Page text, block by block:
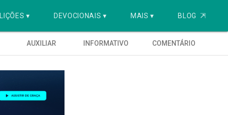
LIÇÕES ▾ DEVOCIONAIS ▾ MAIS ▾ BLOG ⇱
AUXILIAR INFORMATIVO COMENTÁRIO